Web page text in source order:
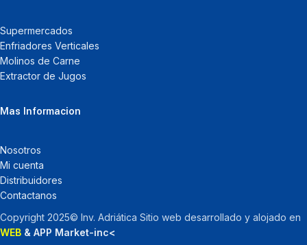
Supermercados
Enfriadores Verticales
Molinos de Carne
Extractor de Jugos
Mas Informacion
Nosotros
Mi cuenta
Distribuidores
Contactanos
Copyright 2025© Inv. Adriática Sitio web desarrollado y alojado en
WEB & APP Market-inc<